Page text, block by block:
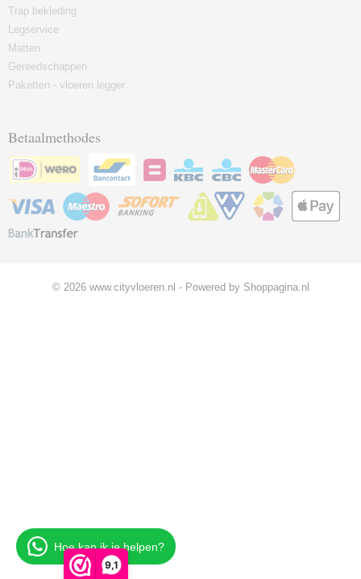
9,1
Trap bekleding
Legservice
Matten
Gereedschappen
Paketten - vloeren legger
Betaalmethodes
© 2026 www.cityvloeren.nl - Powered by Shoppagina.nl
Hoe kan ik je helpen?